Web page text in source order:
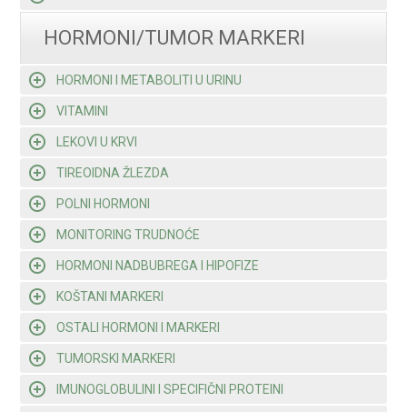
HORMONI/TUMOR MARKERI
HORMONI I METABOLITI U URINU
VITAMINI
LEKOVI U KRVI
TIREOIDNA ŽLEZDA
POLNI HORMONI
MONITORING TRUDNOĆE
HORMONI NADBUBREGA I HIPOFIZE
KOŠTANI MARKERI
OSTALI HORMONI I MARKERI
TUMORSKI MARKERI
IMUNOGLOBULINI I SPECIFIČNI PROTEINI